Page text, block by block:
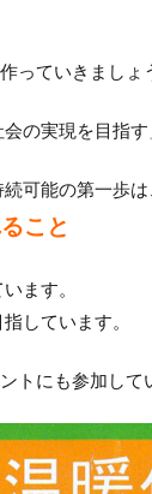
っていきましょ
の実現を目指す
可能の第一歩は
こと
ます。
しています。
トにも参加して